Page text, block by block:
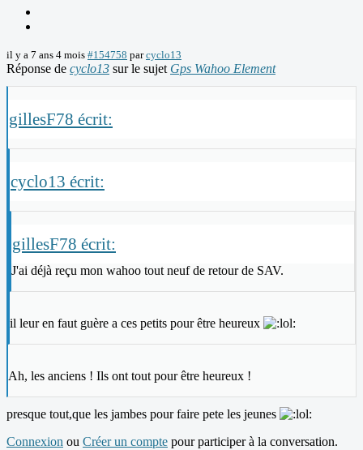
il y a 7 ans 4 mois #154758 parcyclo13
Réponse de cyclo13 sur le sujet Gps Wahoo Element
gillesF78 écrit:
cyclo13 écrit:
gillesF78 écrit:
J'ai déjà reçu mon wahoo tout neuf de retour de SAV.
il leur en faut guère a ces petits pour être heureux
Ah, les anciens ! Ils ont tout pour être heureux !
presque tout,que les jambes pour faire pete les jeunes
Connexion ou Créer un compte pour participer à la conversation.